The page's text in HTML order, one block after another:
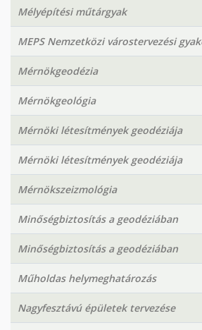
Mélyépítési műtárgyak
MEPS Nemzetközi várostervezési
Mérnökgeodézia
Mérnökgeológia
Mérnöki létesítmények geodéziája
Mérnöki létesítmények geodéziája
Mérnökszeizmológia
Minőségbiztosítás a geodéziában
Minőségbiztosítás a geodéziában
Műholdas helymeghatározás
Nagyfesztávú épületek tervezése